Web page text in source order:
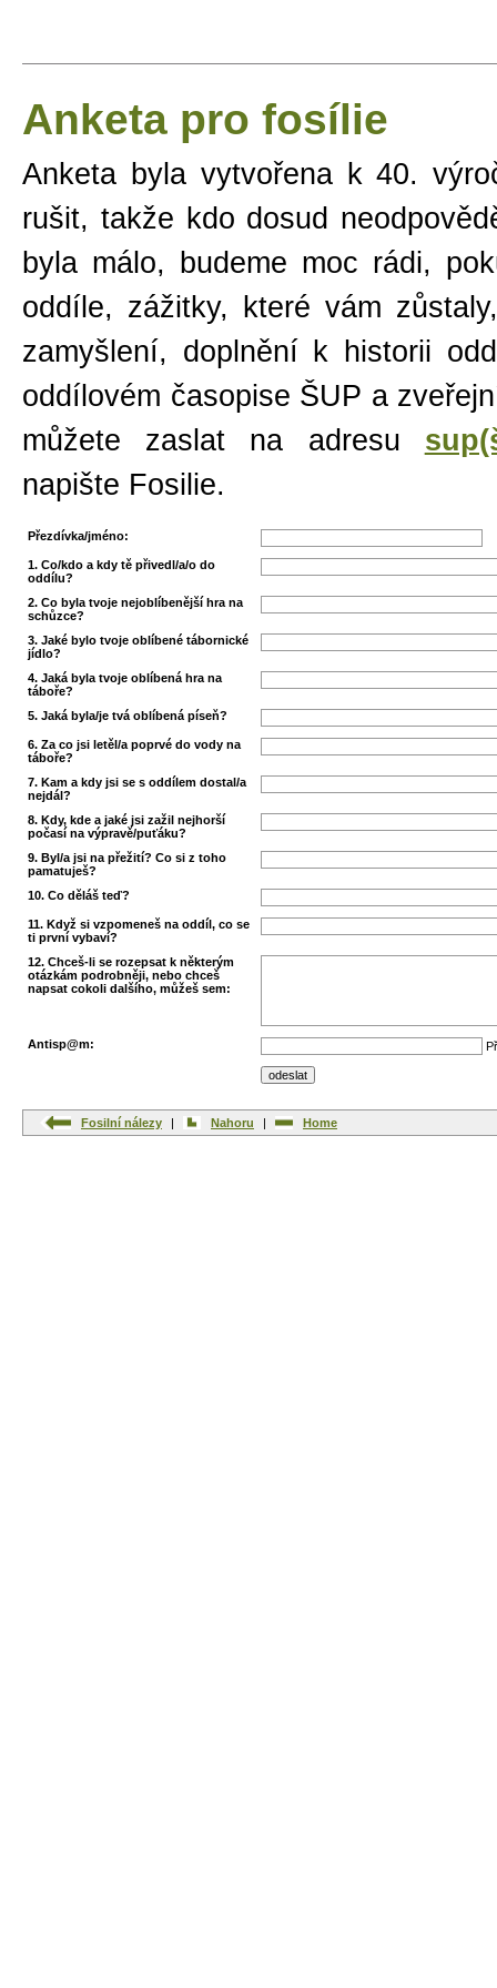
Anketa pro fosílie
Anketa byla vytvořena k 40.
rušit, takže kdo dosud
byla málo, budeme moc rádi,
oddíle, zážitky, které vám
zamyšlení, doplnění k historii
oddílovém časopise ŠUP a
můžete zaslat na adresu
napište Fosilie.
Přezdívka/jméno:
1. Co/kdo a kdy tě přivedl/a/o do
oddílu?
2. Co byla tvoje nejoblíbenější hra na
schůzce?
3. Jaké bylo tvoje oblíbené tábornické
jídlo?
4. Jaká byla tvoje oblíbená hra na
táboře?
5. Jaká byla/je tvá oblíbená píseň?
6. Za co jsi letěl/a poprvé do vody na
táboře?
7. Kam a kdy jsi se s oddílem dostal/a
nejdál?
8. Kdy, kde a jaké jsi zažil nejhorší
počasí na výpravě/puťáku?
9. Byl/a jsi na přežití? Co si z toho
pamatuješ?
10. Co děláš teď?
11. Když si vzpomeneš na oddíl, co se
ti první vybaví?
12. Chceš-li se rozepsat k některým
otázkám podrobněji, nebo chceš
napsat cokoli dalšího, můžeš sem:
Antisp@m:
Fosilní nálezy | Nahoru | Home